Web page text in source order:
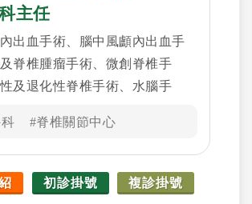
主任
出血手術、腦中風顱內出血手
脊椎腫瘤手術、微創脊椎手
及退化性脊椎手術、水腦手
#脊椎關節中心
初診掛號 複診掛號